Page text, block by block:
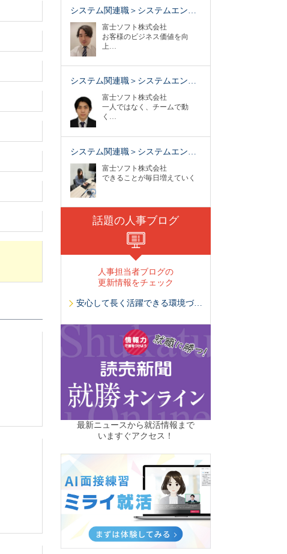
システム関連職＞システムエン…
富士ソフト株式会社
お客様のビジネス価値を向
上…
システム関連職＞システムエン…
富士ソフト株式会社
一人ではなく、チームで動
く…
システム関連職＞システムエン…
富士ソフト株式会社
できることが毎日増えていく
話題の人事ブログ
人事担当者ブログの
更新情報をチェック
安心して長く活躍できる環境づくり
最新ニュースから就活情報まで
いますぐアクセス！